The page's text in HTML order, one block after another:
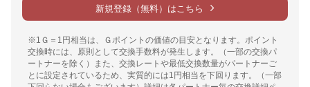
新規登録（無料）はこちら
※1Ｇ＝1円相当は、Ｇポイントの価値の目安となります。ポイント
交換時には、原則として交換手数料が発生します。（一部の交換パ
ートナーを除く）また、交換レートや最低交換数量がパートナーご
とに設定されているため、実質的には1円相当を下回ります。（一部